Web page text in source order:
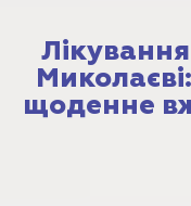
щоденне